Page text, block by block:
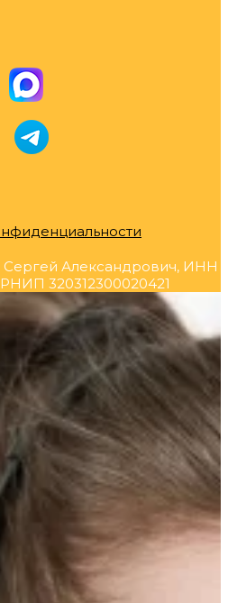
Александрович, ИНН
320312300020421